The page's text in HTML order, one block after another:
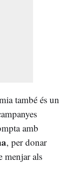
també és un
amb
, per donar
menjar als